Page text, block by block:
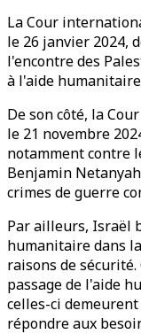
La Cour
le 26 janvier 2024,
l'encontre des
à l'aide
De son côté, la
le 21 novembre
notamment contre
Benjamin
crimes de guerre
Par ailleurs, Israël
humanitaire dans
raisons de
passage de l'aide
celles-ci
répondre aux